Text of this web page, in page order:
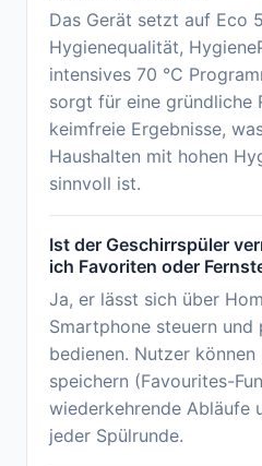
Das Gerät setzt auf Eco
Hygienequalität,
intensives 70 °C
sorgt für eine gründliche
keimfreie Ergebnisse,
Haushalten mit hohen
sinnvoll ist.
Ist der Geschirrspüler
ich Favoriten oder
Ja, er lässt sich über
Smartphone steuern und
bedienen. Nutzer
speichern (Favourites-
wiederkehrende Abläufe
jeder Spülrunde.